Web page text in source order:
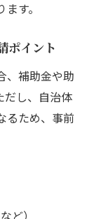
す。
ポイント
、補助金や助
だし、自治体
るため、事前